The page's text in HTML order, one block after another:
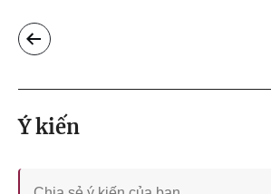
Ý kiến